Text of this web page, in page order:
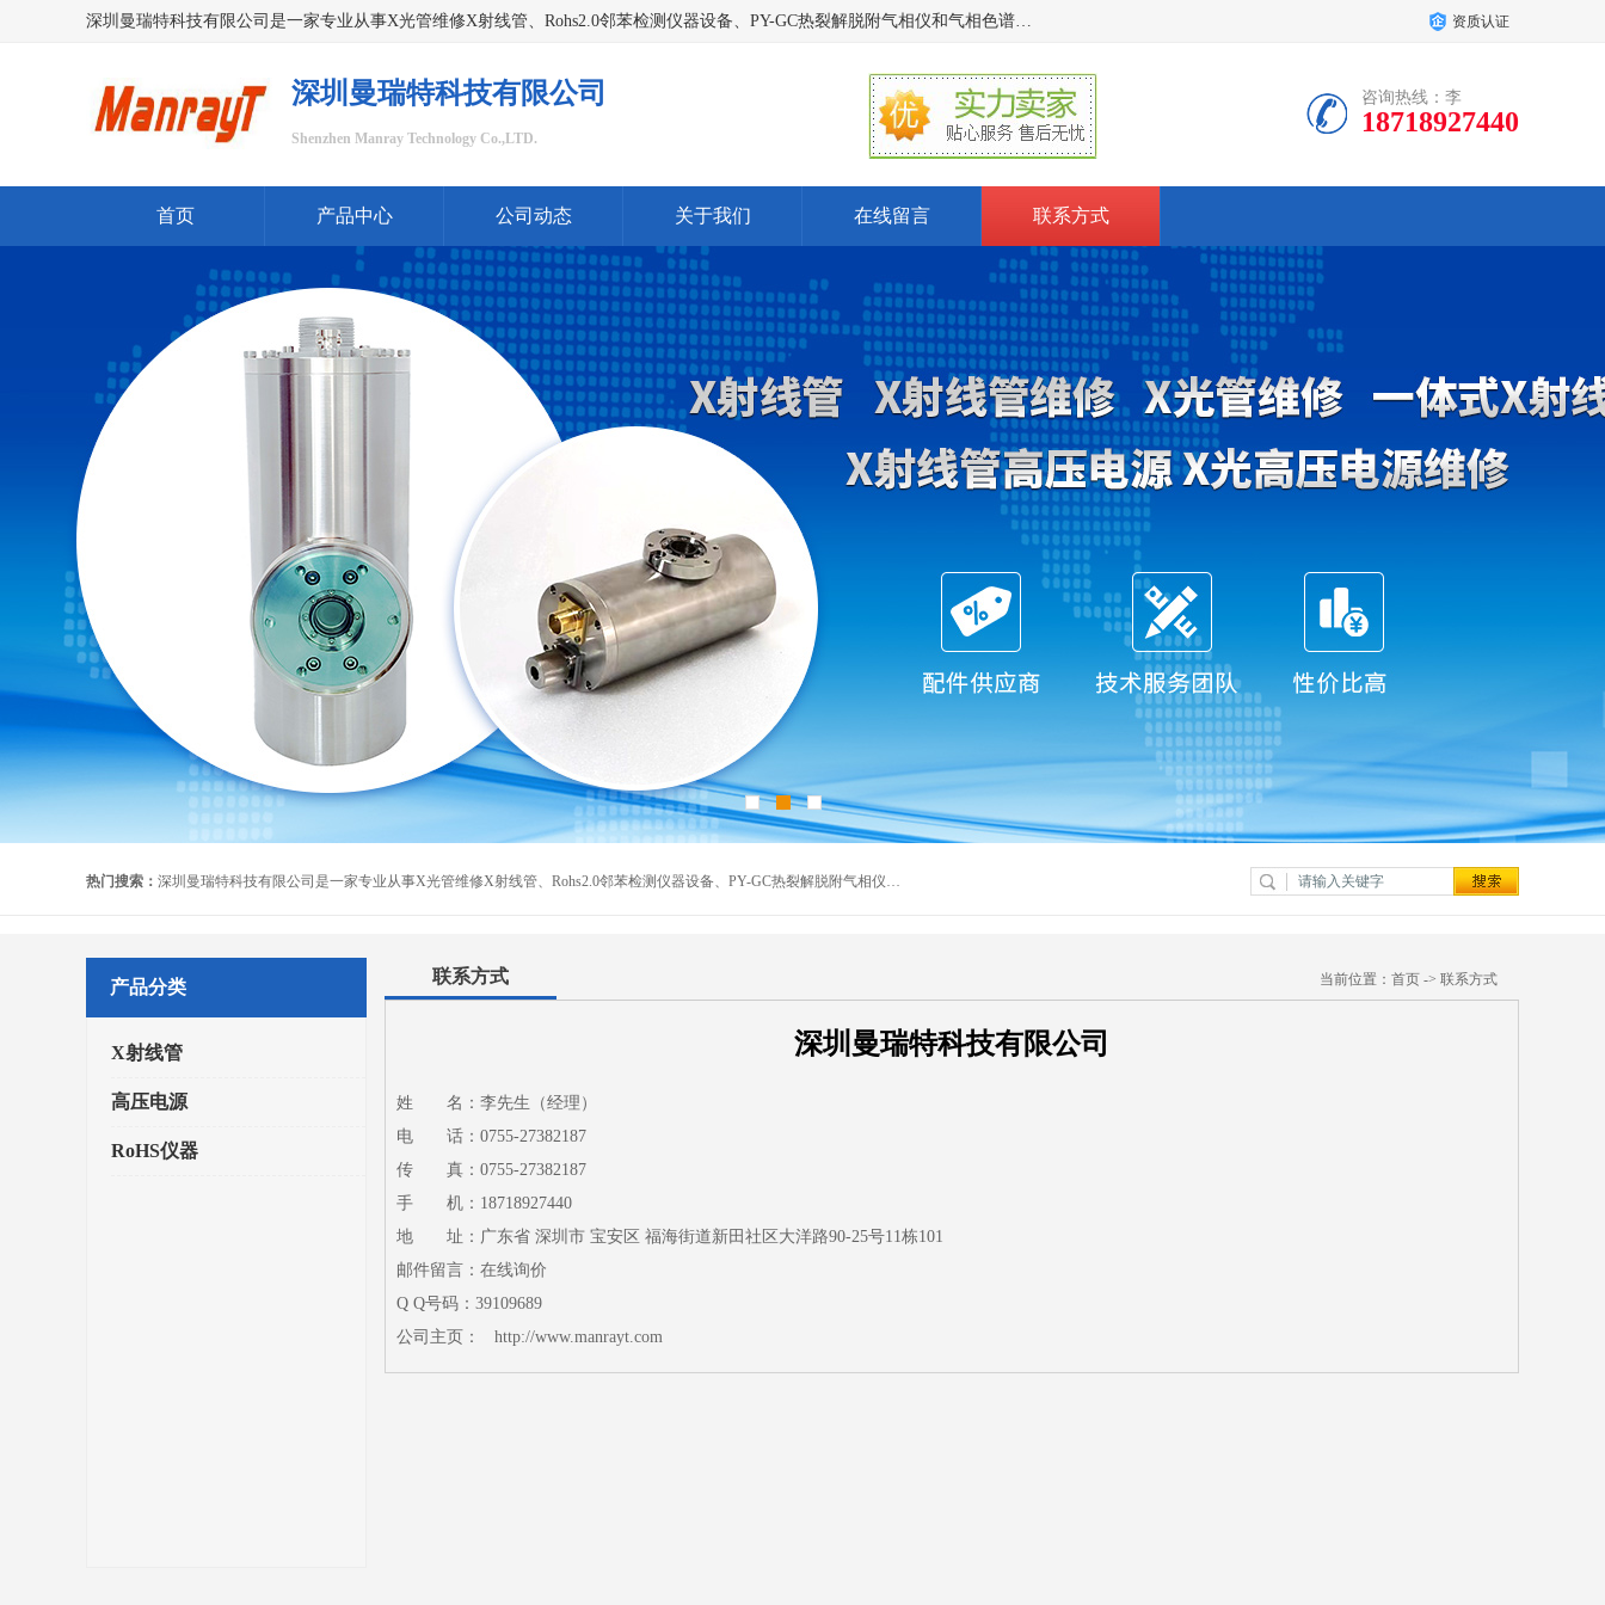
深圳曼瑞特科技有限公司是一家专业从事X光管维修X射线管、Rohs2.0邻苯检测仪器设备、PY-GC热裂解脱附气相仪和气相色谱光谱仪器、天瑞仪器探测器、高压电源等产品的维修出租的企业。本公司以客户至上为宗旨，以专注、专一、专业的精神为您提供安全、经济的技术服务。 资质认证
深圳曼瑞特科技有限公司
Shenzhen Manray Technology Co.,LTD.
咨询热线：李
18718927440
首页 产品中心 公司动态 关于我们 在线留言 联系方式
热门搜索： 深圳曼瑞特科技有限公司是一家专业从事X光管维修X射线管、Rohs2.0邻苯检测仪器设备、PY-GC热裂解脱附气相仪和气相色谱光谱仪器、天瑞仪器探测器、高压电源等产品的维修出租的企业。本公司以客户至上为宗旨，以专注、专一、专业的精神为您提供安全、经济的技术服务。
产品分类
X射线管
高压电源
RoHS仪器
联系方式 当前位置： 首页 -> 联系方式
深圳曼瑞特科技有限公司
姓 名：李先生 （经理）
电 话：0755-27382187
传 真：0755-27382187
手 机：18718927440
地 址：广东省 深圳市 宝安区 福海街道新田社区大洋路90-25号11栋101
邮件留言： 在线询价
Q Q号码： 39109689
公司主页： http://www.manrayt.com